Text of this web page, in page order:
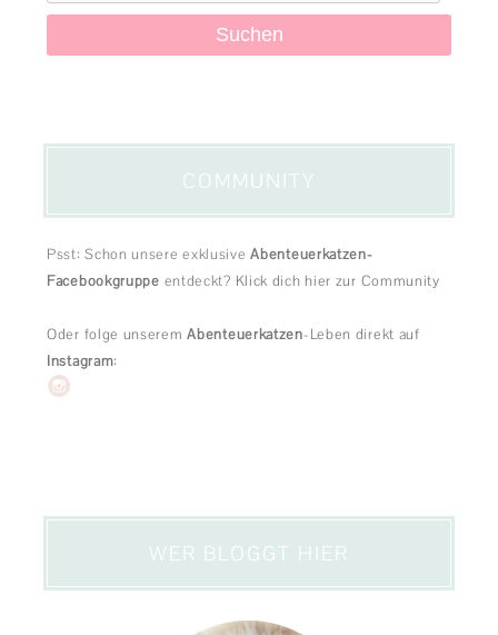
COMMUNITY
Psst: Schon unsere exklusiveAbenteuerkatzen-
Facebookgruppe entdeckt? Klick dich hier zur Community
Oder folge unseremAbenteuerkatzen-Leben direkt auf
Instagram:
WER BLOGGT HIER